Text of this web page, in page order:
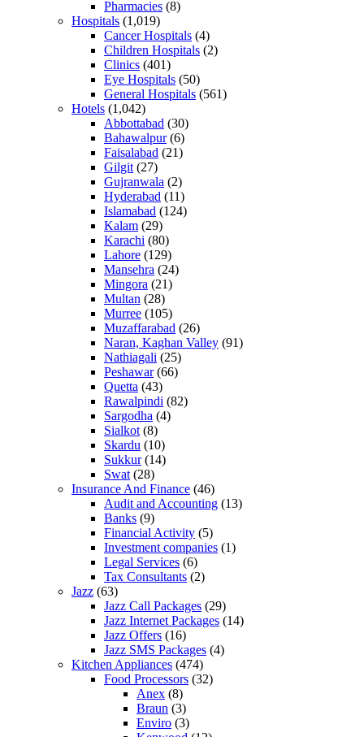
Pharmacies (8)
Hospitals (1,019)
Cancer Hospitals (4)
Children Hospitals (2)
Clinics (401)
Eye Hospitals (50)
General Hospitals (561)
Hotels (1,042)
Abbottabad (30)
Bahawalpur(6)
Faisalabad (21)
Gilgit (27)
Gujranwala (2)
Hyderabad (11)
Islamabad (124)
Kalam (29)
Karachi (80)
Lahore (129)
Mansehra (24)
Mingora (21)
Multan (28)
Murree (105)
Muzaffarabad (26)
Naran, Kaghan Valley (91)
Nathiagali (25)
Peshawar(66)
Quetta (43)
Rawalpindi (82)
Sargodha (4)
Sialkot (8)
Skardu (10)
Sukkur(14)
Swat (28)
Insurance And Finance (46)
Audit and Accounting (13)
Banks (9)
Financial Activity (5)
Investment companies (1)
Legal Services (6)
Tax Consultants (2)
Jazz (63)
Jazz Call Packages (29)
Jazz Internet Packages (14)
Jazz Offers (16)
Jazz SMS Packages (4)
Kitchen Appliances (474)
Food Processors (32)
Anex (8)
Braun (3)
Enviro (3)